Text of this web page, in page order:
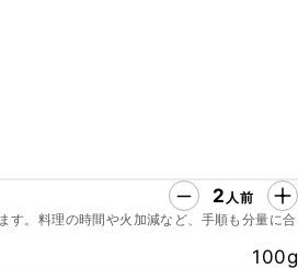
2 人前
す。料理の時間や火加減など、手順も分量に合
100g